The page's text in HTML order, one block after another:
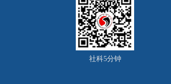
社科5分钟